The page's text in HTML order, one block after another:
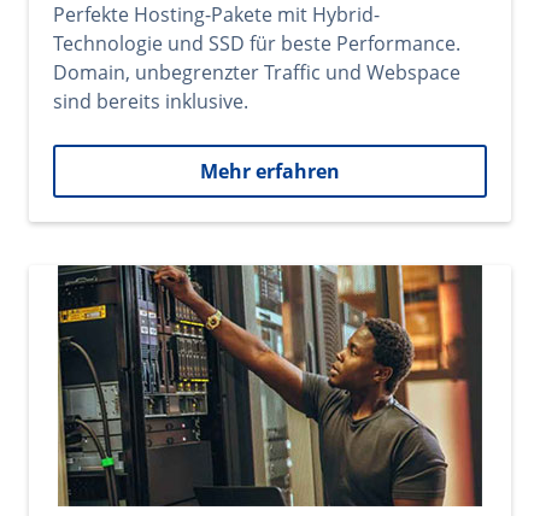
Perfekte Hosting-Pakete mit Hybrid-
Technologie und SSD für beste Performance.
Domain, unbegrenzter Traffic und Webspace
sind bereits inklusive.
Mehr erfahren